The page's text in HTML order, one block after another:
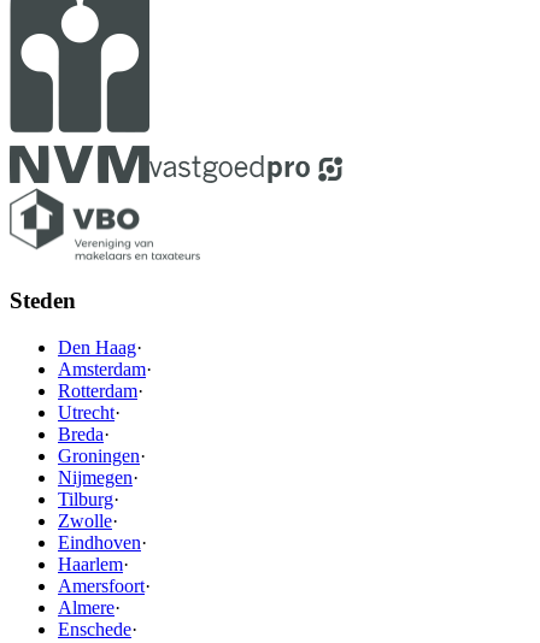
Steden
Den Haag·
Amsterdam·
Rotterdam·
Utrecht·
Breda·
Groningen·
Nijmegen·
Tilburg·
Zwolle·
Eindhoven·
Haarlem·
Amersfoort·
Almere·
Enschede·